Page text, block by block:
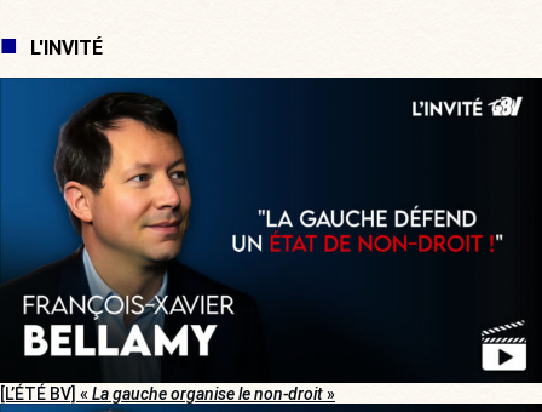
L'INVITÉ
[L’ÉTÉ BV] « La gauche organise le non-droit»